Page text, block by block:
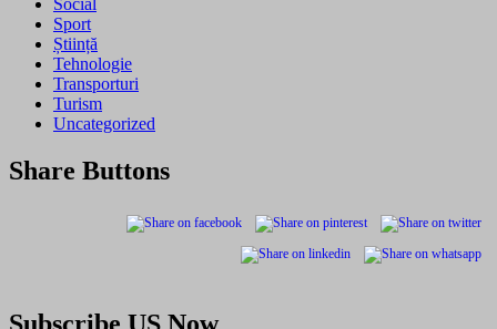
Sport
Știință
Tehnologie
Transporturi
Turism
Uncategorized
Share Buttons